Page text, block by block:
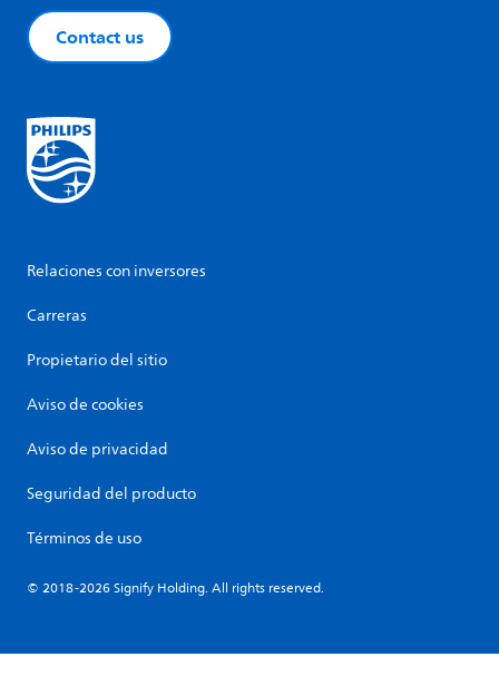
Contact us
Relaciones con inversores
Carreras
Propietario del sitio
Aviso de cookies
Aviso de privacidad
Seguridad del producto
Términos de uso
© 2018-2026 Signify Holding. All rights reserved.